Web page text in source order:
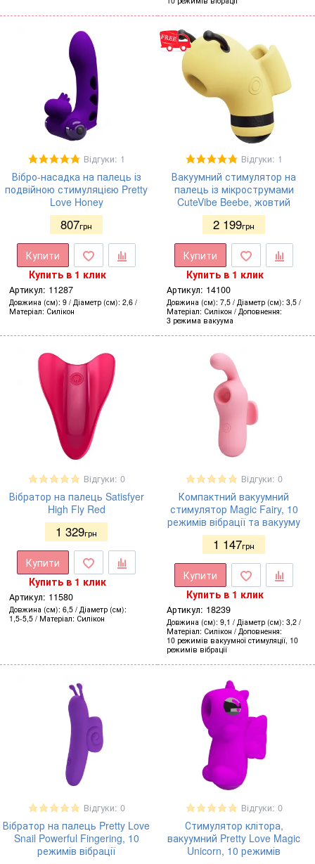
Відгуки: 1
Вібро-насадка на палець із
подвійною стимуляцією Pretty
Love Honey
807грн
Купити
Купить в 1 клик
Артикул: 11287
Довжина (см) 9 Діаметр (см) 2,6
Матеріал Силікон
Відгуки: 1
Вакуумний стимулятор на
палець із мікрострумами
CuteVibe Beebe, жовтий
2 199грн
Купити
Купить в 1 клик
Артикул: 14100
Довжина (см) 7,5 Діаметр (см) 3,5
Матеріал Силікон
Доповнення
3 режима вакуума
Відгуки: 0
Вібратор на палець Satisfyer
High Fly Red
1 329грн
Купити
Купить в 1 клик
Артикул: 11580
Довжина (см) 6,5 Діаметр (см)
1,5-5,5
Матеріал Силікон
Відгуки: 0
Компактний вакуумний
стимулятор Magic Fairy, 10
режимів вібрації та вакууму
1 147грн
Купити
Купить в 1 клик
Артикул: 18239
Довжина (см) 9,1 Діаметр (см) 3,2
Матеріал Силікон
Доповнення
10 режимів вакуумної стимуляції, 10
режимів вібрації
Відгуки: 0
Вібратор на палець Pretty Love
Snail Powerful Fingering, 10
режимів вібрації
Відгуки: 0
Стимулятор клітора,
вакуумний Pretty Love Magic
Unicorn, 10 режимів